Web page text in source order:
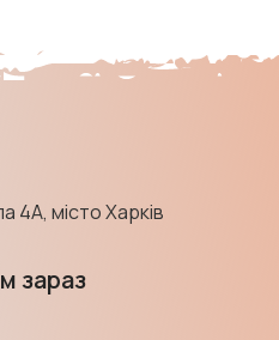
4А, місто Харків
зараз